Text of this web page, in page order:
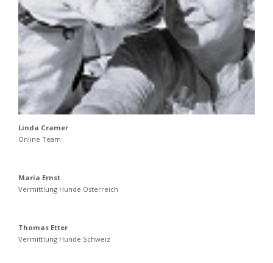
Linda Cramer
Online Team
Maria Ernst
Vermittlung Hunde Österreich
Thomas Etter
Vermittlung Hunde Schweiz